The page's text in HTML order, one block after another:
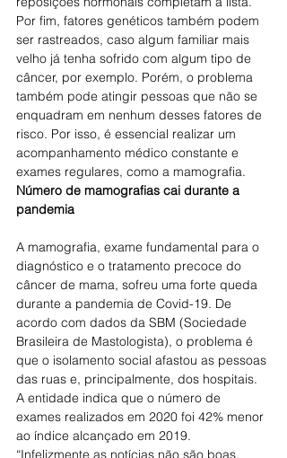
Por fim, fatores genéticos também podem
ser rastreados, caso algum familiar mais
velho já tenha sofrido com algum tipo de
câncer, por exemplo. Porém, o problema
também pode atingir pessoas que não se
enquadram em nenhum desses fatores de
risco. Por isso, é essencial realizar um
acompanhamento médico constante e
exames regulares, como a mamografia.
Número de mamografias cai durante a
pandemia
A mamografia, exame fundamental para o
diagnóstico e o tratamento precoce do
câncer de mama, sofreu uma forte queda
durante a pandemia de Covid-19. De
acordo com dados da SBM (Sociedade
Brasileira de Mastologista), o problema é
que o isolamento social afastou as pessoas
das ruas e, principalmente, dos hospitais.
A entidade indica que o número de
exames realizados em 2020 foi 42% menor
ao índice alcançado em 2019.
“Infelizmente as notícias não são boas.